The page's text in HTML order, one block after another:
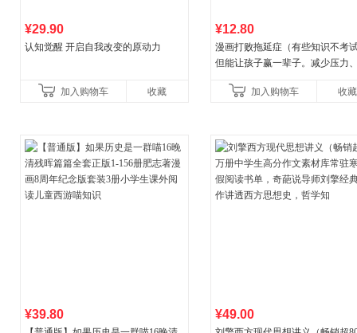
¥29.90
认知觉醒 开启自我改变的原动力
加入购物车 收藏
¥12.80
漫画打败拖延症（有些知识不考
但能让孩子赢一辈子。减少压力
合“小行动”触发大脑行动开
加入购物车 收藏
¥39.80 ¥49.00